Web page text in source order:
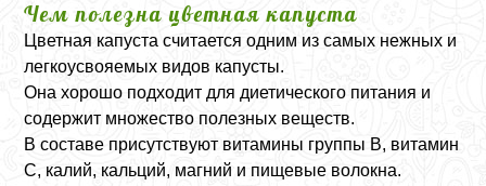
Чем полезна цветная капуста
Цветная капуста считается одним из самых нежных и
легкоусвояемых видов капусты.
Она хорошо подходит для диетического питания и
содержит множество полезных веществ.
В составе присутствуют витамины группы B, витамин
C, калий, кальций, магний и пищевые волокна.